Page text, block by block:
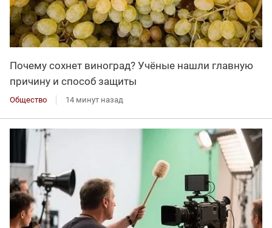
Почему сохнет виноград? Учёные нашли главную
причину и способ защиты
Общество 14 минут назад